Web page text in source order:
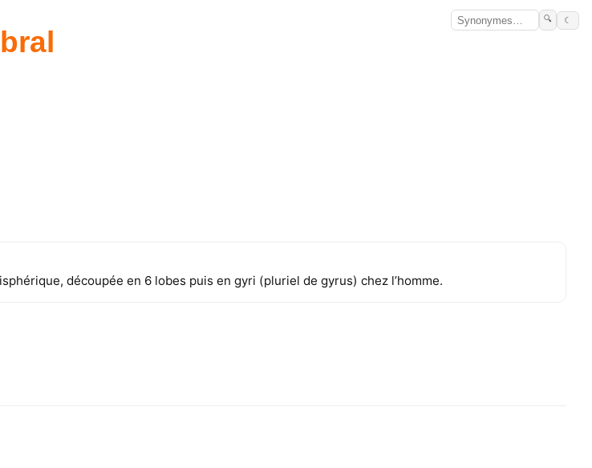
🔍 ☾
découpée en 6 lobes puis en gyri (pluriel de gyrus) chez l’homme.